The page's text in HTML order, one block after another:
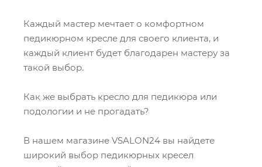
Каждый мастер мечтает о комфортном
педикюрном кресле для своего клиента, и
каждый клиент будет благодарен мастеру за
такой выбор.
Как же выбрать кресло для педикюра или
подологии и не прогадать?
В нашем магазине VSALON24 вы найдете
широкий выбор педикюрных кресел